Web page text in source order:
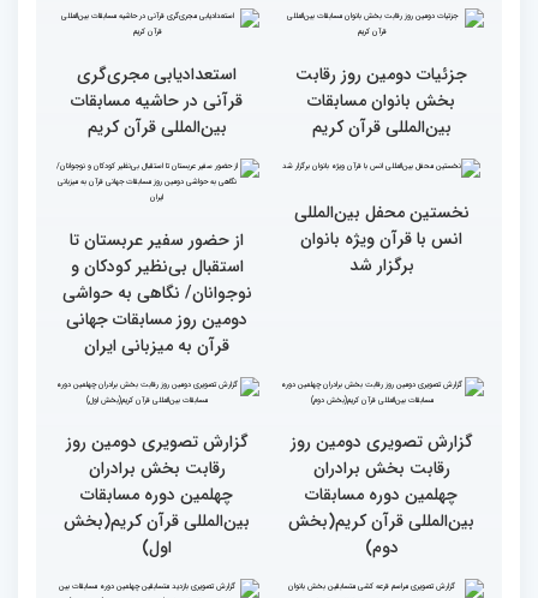
رقابت بخش برادران
چهلمین دوره مسابقات
بین‌المللی قرآن کریم(بخش
سوم)
فعالیت های کمیته پشتیبانی
چهلمین دوره مسابقات بین
المللی قران کریم
جزئیات دومین روز رقابت
بخش بانوان مسابقات
استعدادیابی مجری‌گری
قرآنی در حاشیه مسابقات
بین‌المللی قرآن کریم
نخستین محفل بین‌المللی
برگزار شد
استقبال بی‌نظیر کودکان و
نوجوانان/ نگاهی به حواشی
دومین روز مسابقات جهانی
قرآن به میزبانی ایران